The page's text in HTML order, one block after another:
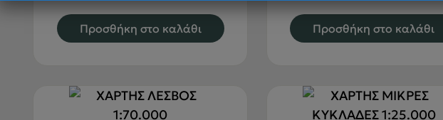
Προσθήκη στο καλάθι Προσθήκη στο καλάθι